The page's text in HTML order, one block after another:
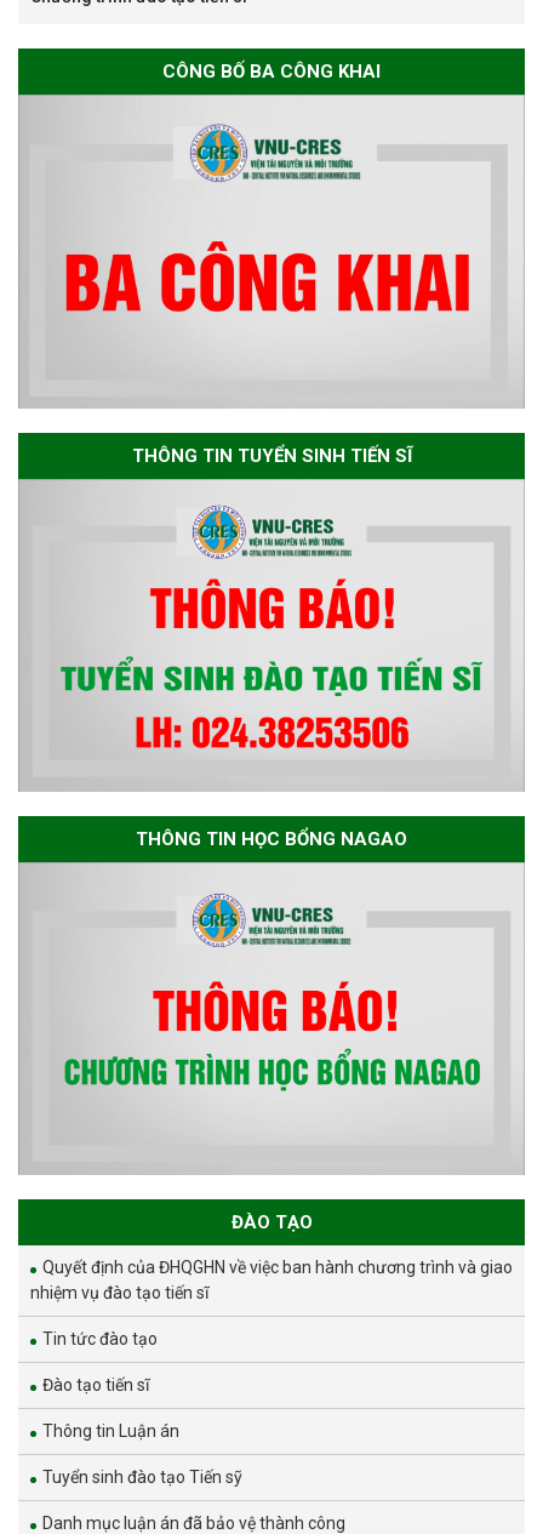
Thông báo chương trình học
bổng Nagao tại Việt Nam năm
ban chuyên môn đánh giá hồ
sơ chuyên môn cho các thí sinh
dự tuyển nghiên cứu sinh đợt 1
Thông báo danh sách thí sinh
đủ điều kiện dự tuyển Chương
trình đào tạo tiến sĩ chuyên
ngành Môi trường và phát triển
CÔNG BỐ BA CÔNG KHAI
THÔNG TIN TUYỂN SINH TIẾN SĨ
THÔNG TIN HỌC BỔNG NAGAO
ĐÀO TẠO
Quyết định của ĐHQGHN về việc ban hành chương trình và giao
nhiệm vụ đào tạo tiến sĩ
Tin tức đào tạo
Đào tạo tiến sĩ
Thông tin Luận án
Tuyển sinh đào tạo Tiến sỹ
Danh mục luận án đã bảo vệ thành công